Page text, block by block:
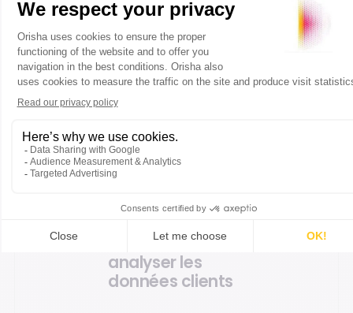
du panier moyen et les
ventes, mais aussi de
renforcer
l’engagement du
client, qui perçoit
l’expérience comme
plus pertinente.
Demandez une démo
Collecter et
analyser les
données clients